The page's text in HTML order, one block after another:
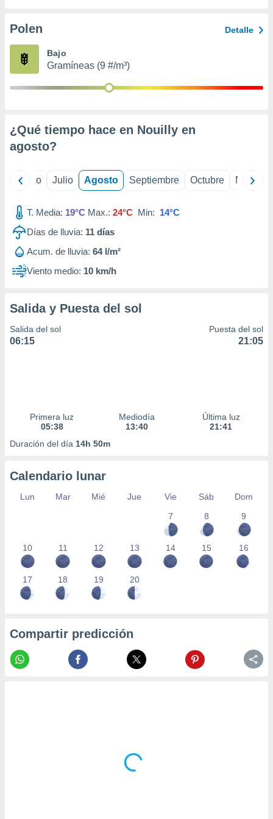
e
mediante
de
1199
Polen Detalle
Bajo
Gramíneas (9 #/m³)
¿Qué tiempo hace en Nouilly en
agosto?
Junio Julio Agosto Septiembre Octubre
T. Media: 19°C Max.: 24°C Min: 14°C
Días de lluvia: 11 días
Acum. de lluvia: 64 l/m²
Viento medio: 10 km/h
Salida y Puesta del sol
Salida del sol
06:15
Puesta del sol
21:05
Primera luz
05:38
Mediodía
13:40
Última luz
21:41
Duración del día 14h 50m
Calendario lunar
Lun Mar Mié Jue Vie Sáb
Dom
7
8 9
10 11 12 13 14 15 16
17 18 19 20
Compartir predicción